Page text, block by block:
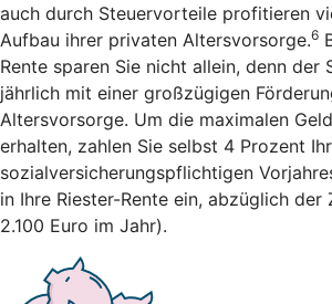
auch durch Steuervorteile profitieren
Aufbau ihrer privaten Altersvorsorge.6
Rente sparen Sie nicht allein, denn
jährlich mit einer großzügigen
Altersvorsorge. Um die maximalen
erhalten, zahlen Sie selbst 4 Prozent
sozialversicherungspflichtigen
in Ihre Riester-Rente ein, abzüglich der
2.100 Euro im Jahr).